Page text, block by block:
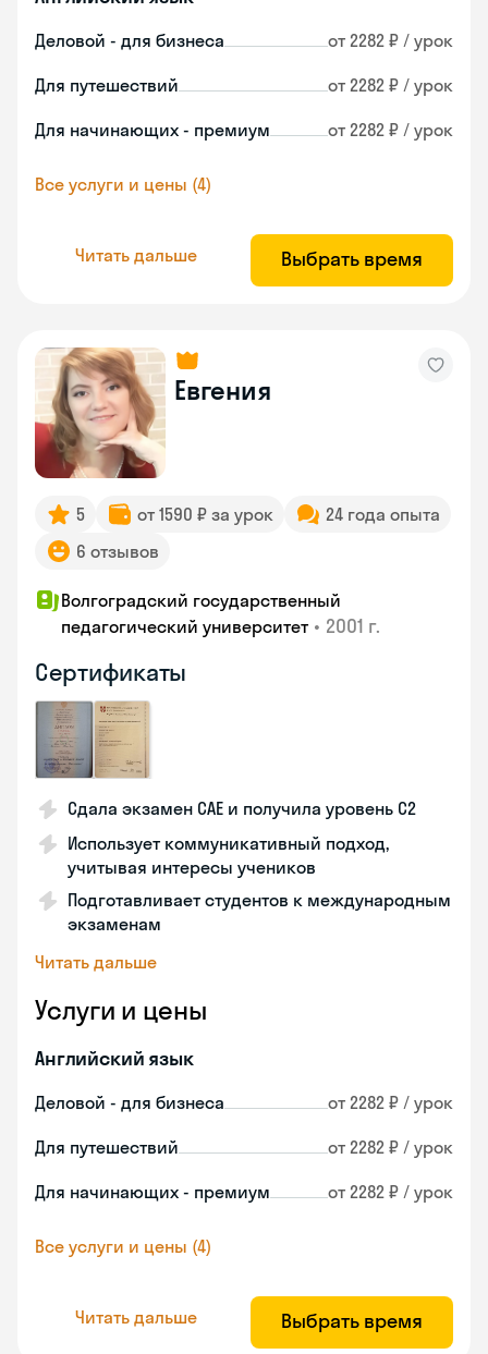
Деловой - для бизнеса от 2282 ₽ / урок
Для путешествий от 2282 ₽ / урок
Для начинающих - премиум от 2282 ₽ / урок
Все услуги и цены (4)
Читать дальше Выбрать время
Евгения
5 от 1590 ₽ за урок
24 года опыта
6 отзывов
Волгоградский государственный
педагогический университет • 2001 г.
Сертификаты
Сдала экзамен CAE и получила уровень С2
Использует коммуникативный подход,
учитывая интересы учеников
Подготавливает студентов к международным
экзаменам
Читать дальше
Услуги и цены
Английский язык
Деловой - для бизнеса от 2282 ₽ / урок
Для путешествий от 2282 ₽ / урок
Для начинающих - премиум от 2282 ₽ / урок
Все услуги и цены (4)
Читать дальше Выбрать время